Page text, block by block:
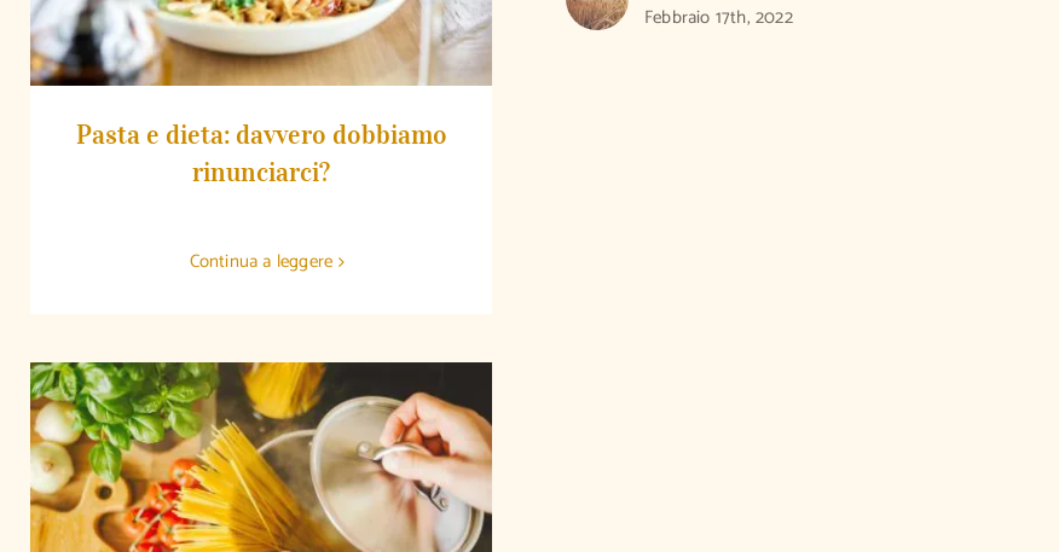
Pasta e dieta: davvero dobbiamo
rinunciarci?
Continua a leggere
Regole per una pasta… “green”
Febbraio 17th, 2022